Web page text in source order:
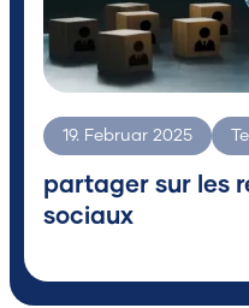
19. Februar 2025
partager sur les
sociaux